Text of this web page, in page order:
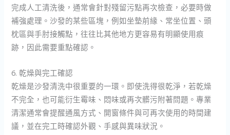
完成人工清洗後，通常會針對殘留污點再次檢查，必要時做
補強處理。沙發的某些區塊，例如坐墊前緣、常坐位置、頭
枕區與手肘接觸點，往往比其他地方更容易有明顯使用痕
跡，因此需要重點確認。
6. 乾燥與完工確認
乾燥是沙發清洗中很重要的一環。即使洗得很乾淨，若乾燥
不完全，也可能衍生霉味、悶味或再次髒污附著問題。專業
清潔通常會提醒通風方式、開窗條件與可再次使用的時間建
議，並在完工時確認外觀、手感與異味狀況。